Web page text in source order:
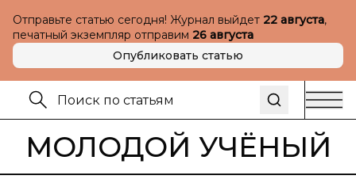
Отправьте статью сегодня! Журнал выйдет 22 августа,
печатный экземпляр отправим 26 августа
Опубликовать статью
МОЛОДОЙ УЧЁНЫЙ